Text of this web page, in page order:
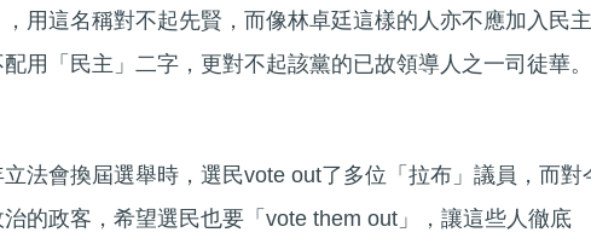
用這名稱對不起先賢，而像林卓廷這樣的人亦不應加入民主
用「民主」二字，更對不起該黨的已故領導人之一司徒華。
法會換屆選舉時，選民vote out了多位「拉布」議員，而對
的政客，希望選民也要「vote them out」，讓這些人徹底